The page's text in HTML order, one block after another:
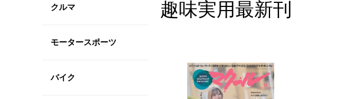
クルマ
モータースポーツ
バイク
趣味実用最新刊